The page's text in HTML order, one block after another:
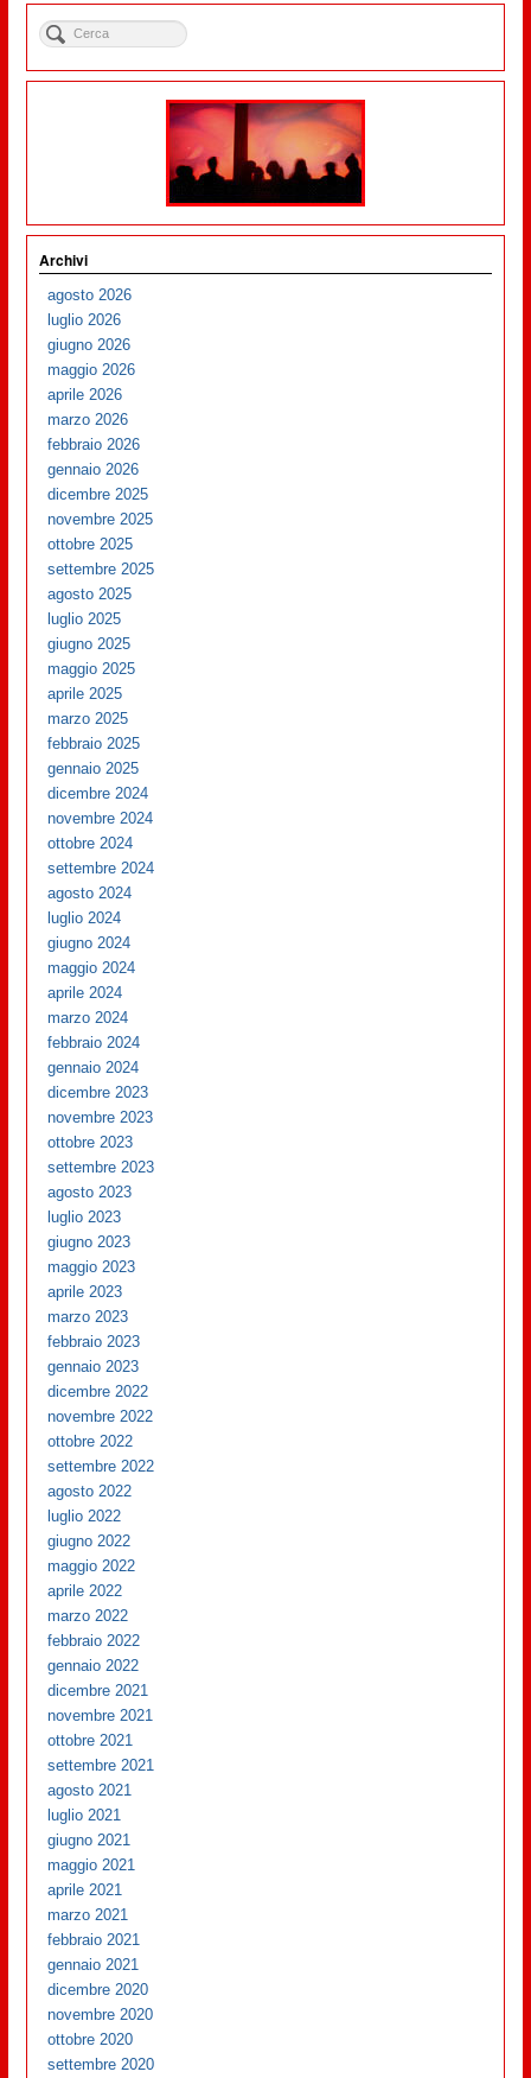
Archivi
agosto 2026
luglio 2026
giugno 2026
maggio 2026
aprile 2026
marzo 2026
febbraio 2026
gennaio 2026
dicembre 2025
novembre 2025
ottobre 2025
settembre 2025
agosto 2025
luglio 2025
giugno 2025
maggio 2025
aprile 2025
marzo 2025
febbraio 2025
gennaio 2025
dicembre 2024
novembre 2024
ottobre 2024
settembre 2024
agosto 2024
luglio 2024
giugno 2024
maggio 2024
aprile 2024
marzo 2024
febbraio 2024
gennaio 2024
dicembre 2023
novembre 2023
ottobre 2023
settembre 2023
agosto 2023
luglio 2023
giugno 2023
maggio 2023
aprile 2023
marzo 2023
febbraio 2023
gennaio 2023
dicembre 2022
novembre 2022
ottobre 2022
settembre 2022
agosto 2022
luglio 2022
giugno 2022
maggio 2022
aprile 2022
marzo 2022
febbraio 2022
gennaio 2022
dicembre 2021
novembre 2021
ottobre 2021
settembre 2021
agosto 2021
luglio 2021
giugno 2021
maggio 2021
aprile 2021
marzo 2021
febbraio 2021
gennaio 2021
dicembre 2020
novembre 2020
ottobre 2020
settembre 2020